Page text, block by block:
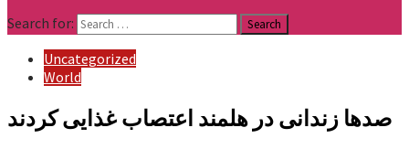
Search for:
Uncategorized
World
صدها زندانی در هلمند اعتصاب غذایی کردند